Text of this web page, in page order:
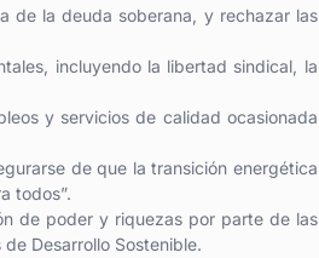
de la deuda soberana, y rechazar las
incluyendo la libertad sindical, la
y servicios de calidad ocasionada
de que la transición energética
todos”.
de poder y riquezas por parte de las
Desarrollo Sostenible.